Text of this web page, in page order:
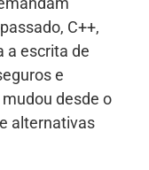
C++,
a escrita de
e
desde o
alternativas